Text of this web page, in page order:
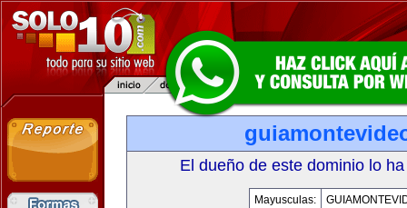
El dueño de este dominio lo
Mayusculas: